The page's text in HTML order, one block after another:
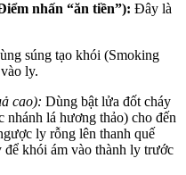
nhấn “ăn tiền”): Đây là
súng tạo khói (Smoking
ly.
cao): Dùng bật lửa đốt cháy
nhánh lá hương thảo) cho đến
ly rỗng lên thanh quế
để khói ám vào thành ly trước